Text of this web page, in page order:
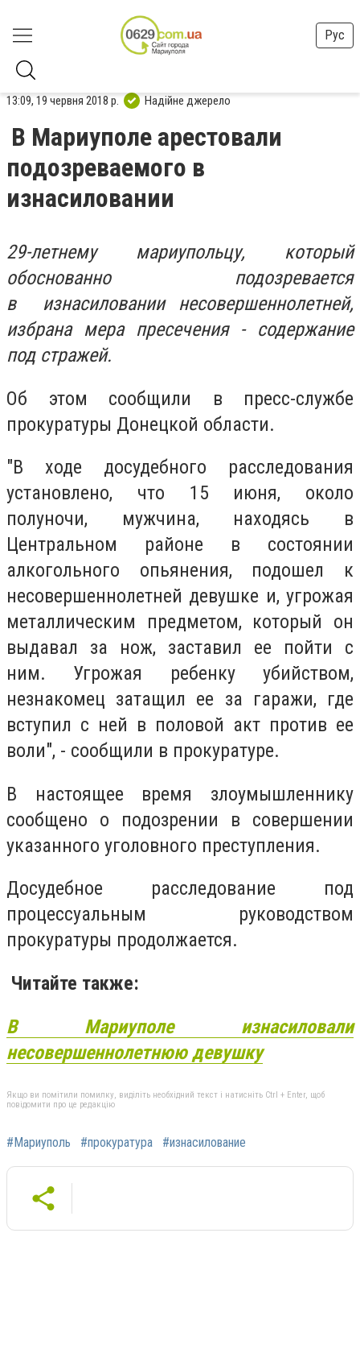
Рус
13:09, 19 червня 2018 р. Надійне джерело
В Мариуполе арестовали
подозреваемого в
изнасиловании
29-летнему мариупольцу, который
обоснованно подозревается
в изнасиловании несовершеннолетней,
избрана мера пресечения - содержание
под стражей.
Об этом сообщили в пресс-службе
прокуратуры Донецкой области.
"В ходе досудебного расследования
установлено, что 15 июня, около
полуночи, мужчина, находясь в
Центральном районе в состоянии
алкогольного опьянения, подошел к
несовершеннолетней девушке и, угрожая
металлическим предметом, который он
выдавал за нож, заставил ее пойти с
ним. Угрожая ребенку убийством,
незнакомец затащил ее за гаражи, где
вступил с ней в половой акт против ее
воли", - сообщили в прокуратуре.
В настоящее время злоумышленнику
сообщено о подозрении в совершении
указанного уголовного преступления.
Досудебное расследование под
процессуальным руководством
прокуратуры продолжается.
Читайте также:
В Мариуполе изнасиловали
несовершеннолетнюю девушку
Якщо ви помітили помилку, виділіть необхідний текст і натисніть Ctrl + Enter, щоб
повідомити про це редакцію
#Мариуполь #прокуратура #изнасилование